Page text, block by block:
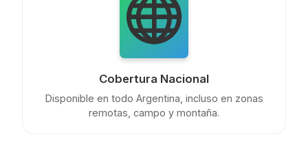
Cobertura Nacional
Disponible en todo Argentina, incluso en zonas
remotas, campo y montaña.